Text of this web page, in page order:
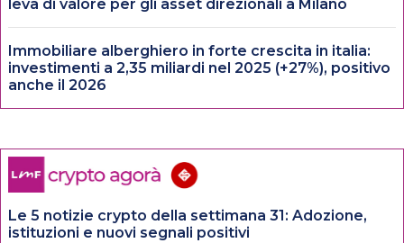
leva di valore per gli asset direzionali a Milano
Immobiliare alberghiero in forte crescita in italia:
investimenti a 2,35 miliardi nel 2025 (+27%), positivo
anche il 2026
Le 5 notizie crypto della settimana 31: Adozione,
istituzioni e nuovi segnali positivi